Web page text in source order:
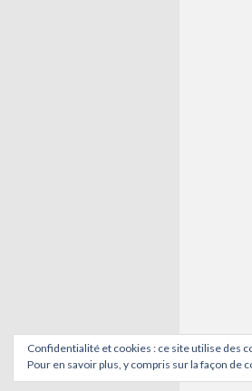
Confidentialité et cookies : ce site utilise des
Pour en savoir plus, y compris sur la façon de